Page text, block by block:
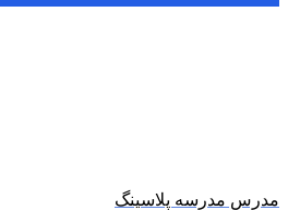
مدرس مدرسه پلاسینگ